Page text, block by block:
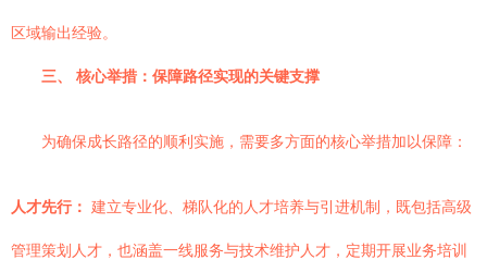
区域输出经验。
三、 核心举措：保障路径实现的关键支撑
为确保成长路径的顺利实施，需要多方面的核心举措加以保障：
人才先行： 建立专业化、梯队化的人才培养与引进机制，既包括高级
管理策划人才，也涵盖一线服务与技术维护人才，定期开展业务培训